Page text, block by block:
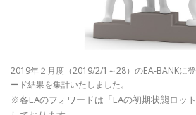
2019年２月度（2019/2/1～28）のEA-BANKに
ード結果を集計いたしました。
※各EAのフォワードは「EAの初期状態ロッ